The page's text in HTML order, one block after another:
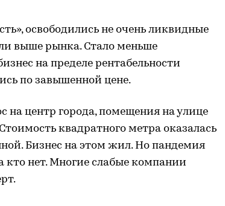
освободились не очень ликвидные
выше рынка. Стало меньше
на пределе рентабельности
по завышенной цене.
на центр города, помещения на улице
квадратного метра оказалась
Бизнес на этом жил. Но пандемия
кто нет. Многие слабые компании